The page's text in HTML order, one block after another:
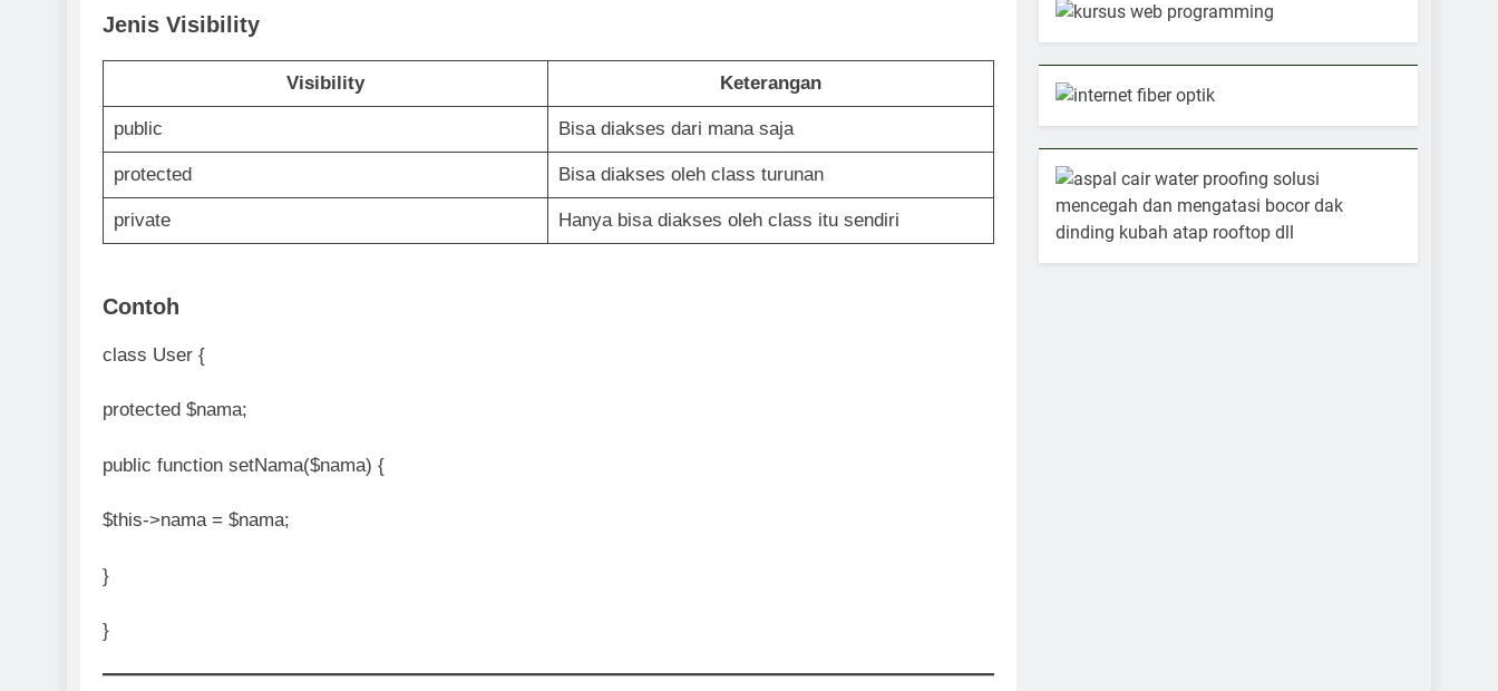
Jenis Visibility
Visibility Keterangan
public Bisa diakses dari mana saja
protected Bisa diakses oleh class turunan
private Hanya bisa diakses oleh class itu sendiri
Contoh
class User {
protected $nama;
public function setNama($nama) {
$this->nama = $nama;
}
}